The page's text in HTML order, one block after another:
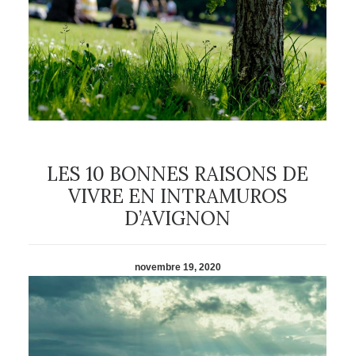
LES 10 BONNES RAISONS DE
VIVRE EN INTRAMUROS
D’AVIGNON
novembre 19, 2020